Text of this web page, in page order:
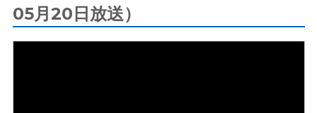
05月20日放送）